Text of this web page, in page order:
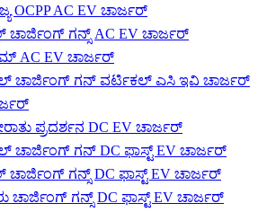
OCPP AC EV ಚಾರ್ಜರ್
ಗನ್ಸ್ AC EV ಚಾರ್ಜರ್
AC EV ಚಾರ್ಜರ್
ಚಾರ್ಜಿಂಗ್ ಗನ್ ವರ್ಟಿಕಲ್ ಎಸಿ ಇವಿ ಚಾರ್ಜರ್
ಪ್ರದರ್ಶನ DC EV ಚಾರ್ಜರ್
ಚಾರ್ಜಿಂಗ್ ಗನ್ DC ಫಾಸ್ಟ್ EV ಚಾರ್ಜರ್
ಗನ್ಸ್ DC ಫಾಸ್ಟ್ EV ಚಾರ್ಜರ್
ಚಾರ್ಜಿಂಗ್ ಗನ್ಸ್ DC ಫಾಸ್ಟ್ EV ಚಾರ್ಜರ್